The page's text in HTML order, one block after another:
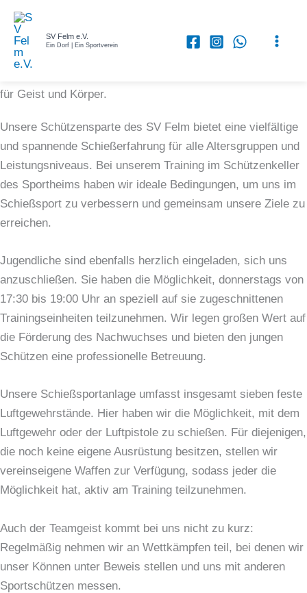
Zum
springen
SV Felm e.V.
Ein Dorf | Ein Sportverein
Bei unseren Sportschützen geht es um Präzision,
für Geist und Körper.
Unsere Schützensparte des SV Felm bietet eine vielfältige
und spannende Schießerfahrung für alle Altersgruppen und
Leistungsniveaus. Bei unserem Training im Schützenkeller
des Sportheims haben wir ideale Bedingungen, um uns im
Schießsport zu verbessern und gemeinsam unsere Ziele zu
erreichen.
Jugendliche sind ebenfalls herzlich eingeladen, sich uns
anzuschließen. Sie haben die Möglichkeit, donnerstags von
17:30 bis 19:00 Uhr an speziell auf sie zugeschnittenen
Trainingseinheiten teilzunehmen. Wir legen großen Wert auf
die Förderung des Nachwuchses und bieten den jungen
Schützen eine professionelle Betreuung.
Unsere Schießsportanlage umfasst insgesamt sieben feste
Luftgewehrstände. Hier haben wir die Möglichkeit, mit dem
Luftgewehr oder der Luftpistole zu schießen. Für diejenigen,
die noch keine eigene Ausrüstung besitzen, stellen wir
vereinseigene Waffen zur Verfügung, sodass jeder die
Möglichkeit hat, aktiv am Training teilzunehmen.
Auch der Teamgeist kommt bei uns nicht zu kurz:
Regelmäßig nehmen wir an Wettkämpfen teil, bei denen wir
unser Können unter Beweis stellen und uns mit anderen
Sportschützen messen.